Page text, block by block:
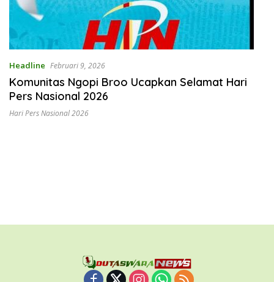
Headline Februari 9, 2026
Komunitas Ngopi Broo Ucapkan Selamat Hari
Pers Nasional 2026
Hari Pers Nasional 2026